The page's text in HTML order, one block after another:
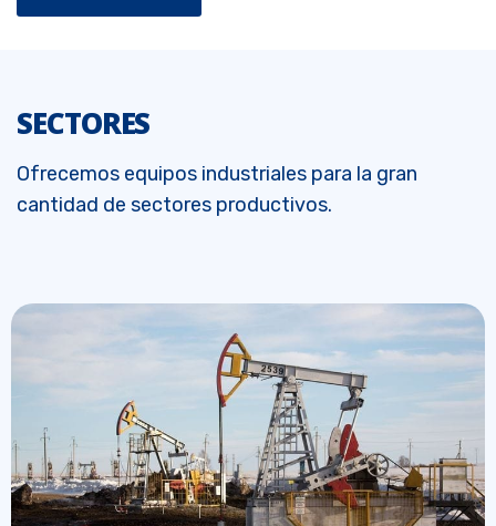
SECTORES
Ofrecemos equipos industriales para la gran
cantidad de sectores productivos.